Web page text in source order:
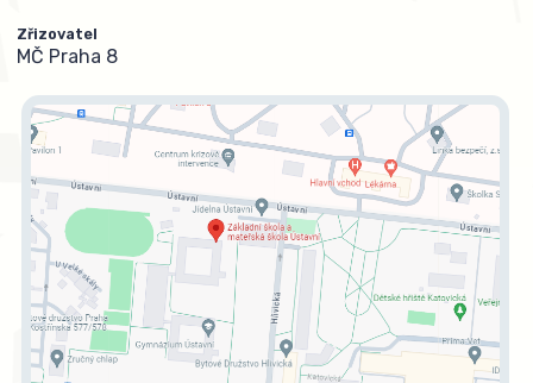
Zřizovatel
MČ Praha 8